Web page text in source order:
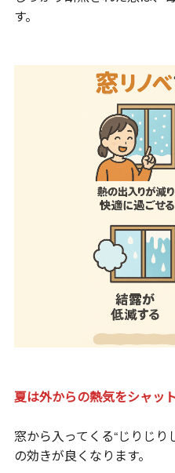
す。
夏は外からの熱気をシャッ
窓から入ってくる“じりじ
の効きが良くなります。